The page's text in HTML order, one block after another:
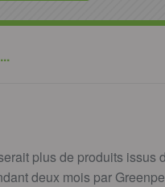
plus de produits issus
deux mois par